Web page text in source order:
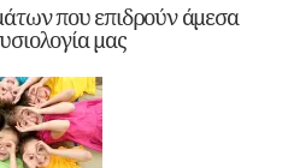
που επιδρούν άμεσα
μας